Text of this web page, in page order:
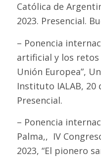
Católica de
2023. Presencial.
– Ponencia
artificial y los retos
Unión Europea”,
Instituto IALAB, 20
Presencial.
– Ponencia
Palma,, IV
2023, “El pionero